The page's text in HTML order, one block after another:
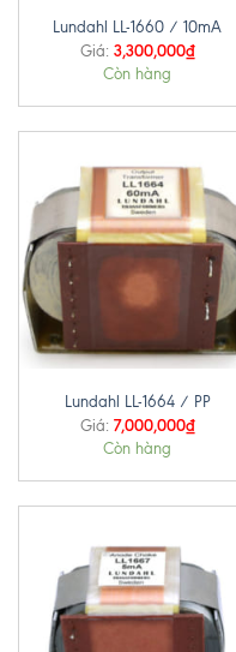
Lundahl LL-1660 / 10mA
Giá: 3,300,000₫
Còn hàng
Lundahl LL-1664 / PP
Giá: 7,000,000₫
Còn hàng